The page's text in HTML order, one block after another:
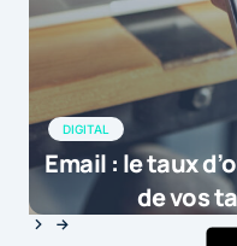
DIGITAL
Email : le taux
de vos